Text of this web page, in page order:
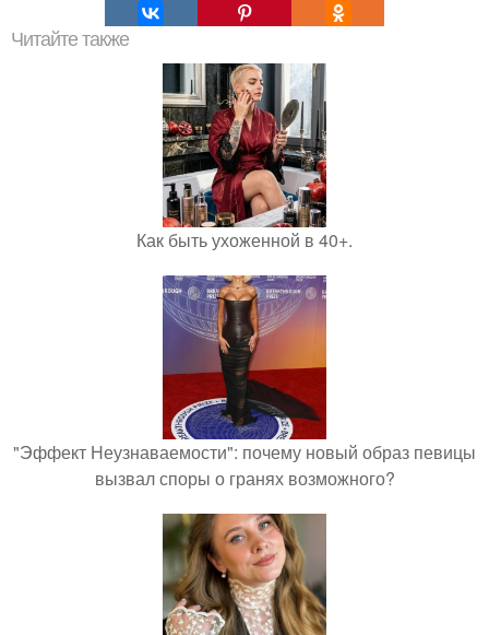
Читайте также
Как быть ухоженной в 40+.
"Эффект Неузнаваемости": почему новый образ певицы
вызвал споры о гранях возможного?